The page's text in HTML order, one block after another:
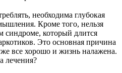
необходима глубокая
Кроме того, нельзя
синдроме, который длится
Это основная причина
все хорошо и жизнь налажена.
лечения?